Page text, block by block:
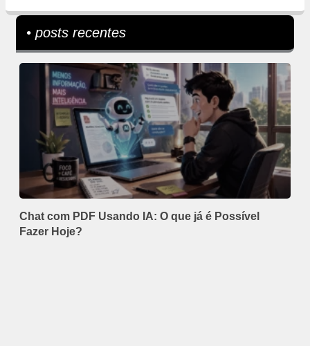
• posts recentes
Chat com PDF Usando IA: O que já é Possível
Fazer Hoje?